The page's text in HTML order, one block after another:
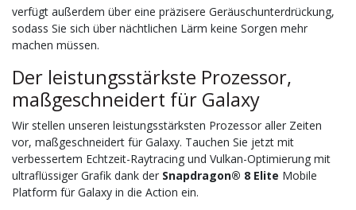
verfügt außerdem über eine präzisere Geräuschunterdrückung,
sodass Sie sich über nächtlichen Lärm keine Sorgen mehr
machen müssen.
Der leistungsstärkste Prozessor,
maßgeschneidert für Galaxy
Wir stellen unseren leistungsstärksten Prozessor aller Zeiten
vor, maßgeschneidert für Galaxy. Tauchen Sie jetzt mit
verbessertem Echtzeit-Raytracing und Vulkan-Optimierung mit
ultraflüssiger Grafik dank der Snapdragon® 8 Elite Mobile
Platform für Galaxy in die Action ein.